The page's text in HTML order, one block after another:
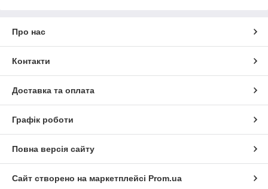
Про нас
Контакти
Доставка та оплата
Графік роботи
Повна версія сайту
Сайт створено на маркетплейсі Prom.ua